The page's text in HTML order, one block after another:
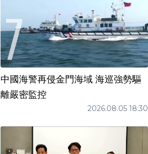
中國海警再侵金門海域 海巡強勢驅
離嚴密監控
2026.08.05 18:30